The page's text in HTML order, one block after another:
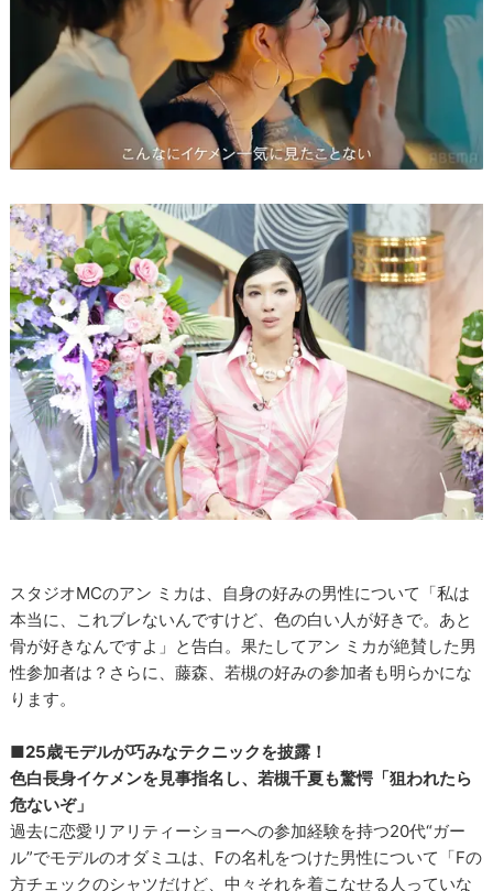
スタジオMCのアン ミカは、自身の好みの男性について「私は
本当に、これブレないんですけど、色の白い人が好きで。あと
骨が好きなんですよ」と告白。果たしてアン ミカが絶賛した男
性参加者は？さらに、藤森、若槻の好みの参加者も明らかにな
ります。
■25歳モデルが巧みなテクニックを披露！
色白長身イケメンを見事指名し、若槻千夏も驚愕「狙われたら
危ないぞ」
過去に恋愛リアリティーショーへの参加経験を持つ20代“ガー
ル”でモデルのオダミユは、Fの名札をつけた男性について「Fの
方チェックのシャツだけど、中々それを着こなせる人っていな